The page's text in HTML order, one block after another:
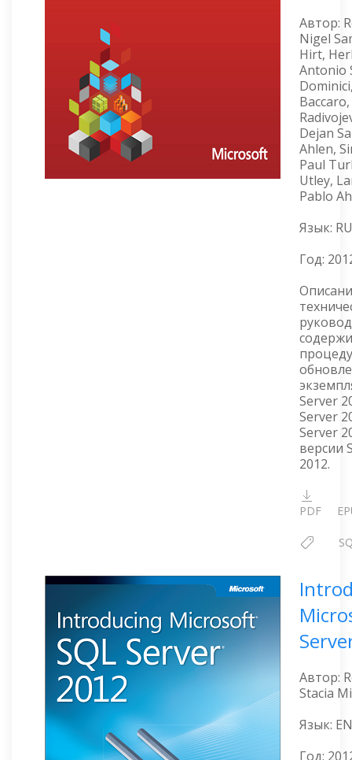
Автор:
Nigel
Hirt,
Antonio
Dejan
Ahlen,
Paul
Utley,
Pablo
Язык: RU
Год:
Server
Server
Server
версии
2012.
PDF
Автор:
Stacia
Язык: EN
Год: